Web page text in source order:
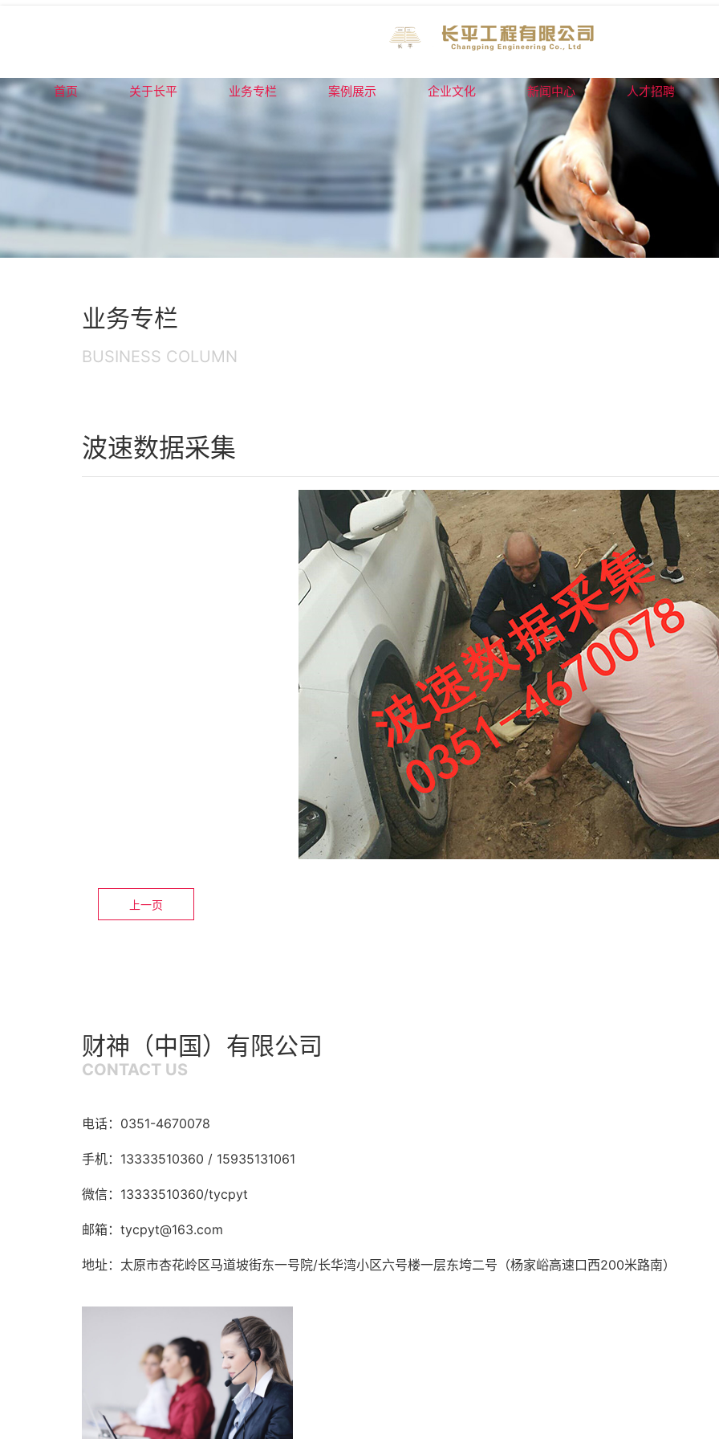
首页 关于长平 业务专栏 案例展示 企业文化 新闻中心 人才招聘
业务专栏
BUSINESS COLUMN
波速数据采集
上一页
财神（中国）有限公司
CONTACT US
电话：0351-4670078
手机：13333510360 / 15935131061
微信：13333510360/tycpyt
邮箱：tycpyt@163.com
地址：太原市杏花岭区马道坡街东一号院/长华湾小区六号楼一层东垮二号（杨家峪高速口西200米路南）